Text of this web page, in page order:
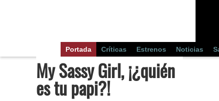
Portada Críticas Estrenos Noticias
My Sassy Girl, ¡¿quién
es tu papi?!